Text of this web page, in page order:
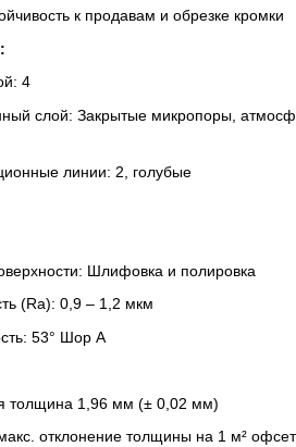
к продавам и обрезке кромки
4
слой: Закрытые микропоры,
линии: 2, голубые
Шлифовка и полировка
(Ra): 0,9 – 1,2 мкм
53° Шор A
толщина 1,96 мм (± 0,02 мм)
отклонение толщины на 1 м²